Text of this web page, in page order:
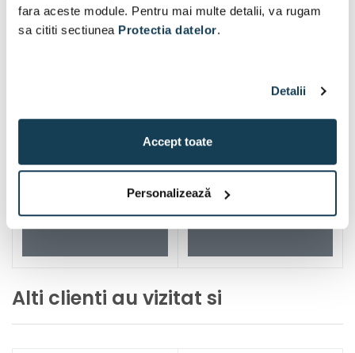
fara aceste module. Pentru mai multe detalii, va rugam
sa cititi sectiunea Protectia datelor.
Detalii
Accept toate
Personalizează
Alti clienti au vizitat si